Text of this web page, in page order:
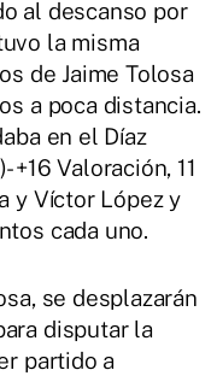
al descanso por
la misma
de Jaime Tolosa
a poca distancia.
en el Díaz
Valoración, 11
y Víctor López y
cada uno.
se desplazarán
disputar la
partido a